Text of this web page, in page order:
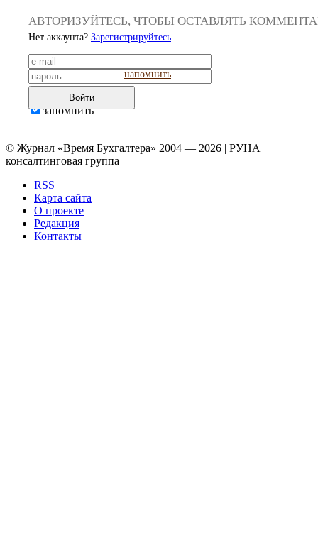
АВТОРИЗУЙТЕСЬ, ЧТОБЫ ОСТАВЛЯТЬ
Нет аккаунта? Зарегистрируйтесь
напомнить
Войти
запомнить
© Журнал «Время Бухгалтера» 2004 — 2026 | РУНА
консалтинговая группа
RSS
Карта сайта
О проекте
Редакция
Контакты